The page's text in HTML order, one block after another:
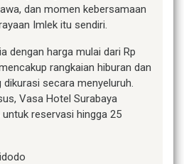
dan momen kebersamaan
Imlek itu sendiri.
dengan harga mulai dari Rp
rangkaian hiburan dan
secara menyeluruh.
Vasa Hotel Surabaya
reservasi hingga 25